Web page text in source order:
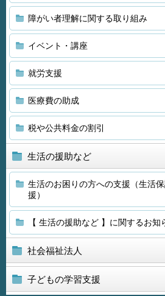
障がい者理解に関する取り組み
イベント・講座
就労支援
医療費の助成
税や公共料金の割引
生活の援助など
生活のお困りの方への支援（生活
援）
【 生活の援助など 】に関するお知
社会福祉法人
子どもの学習支援